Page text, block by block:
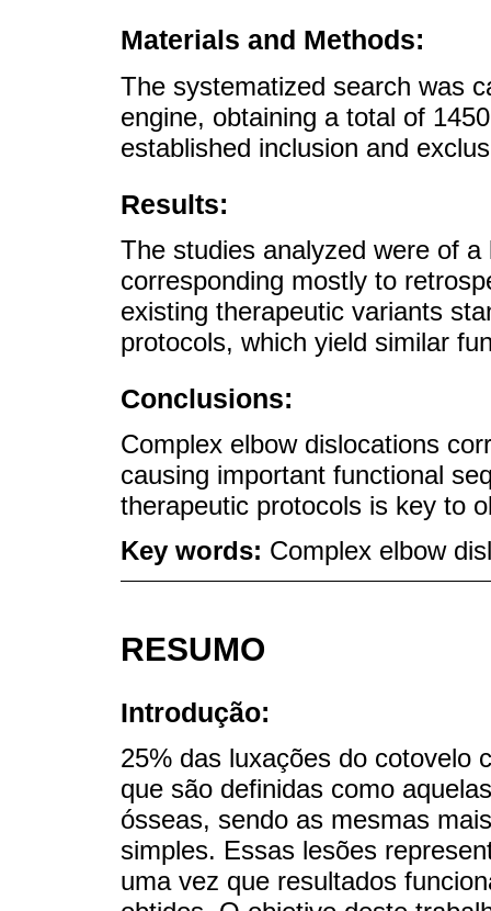
Materials and Methods:
The systematized search was
engine, obtaining a total of
established inclusion and
Results:
The studies analyzed were of
corresponding mostly to
existing therapeutic variants
protocols, which yield similar
Conclusions:
Complex elbow dislocations
causing important functional
therapeutic protocols is key to
Key words: Complex elbow
RESUMO
Introdução:
25% das luxações do cotovelo
que são definidas como
ósseas, sendo as mesmas
simples. Essas lesões
uma vez que resultados